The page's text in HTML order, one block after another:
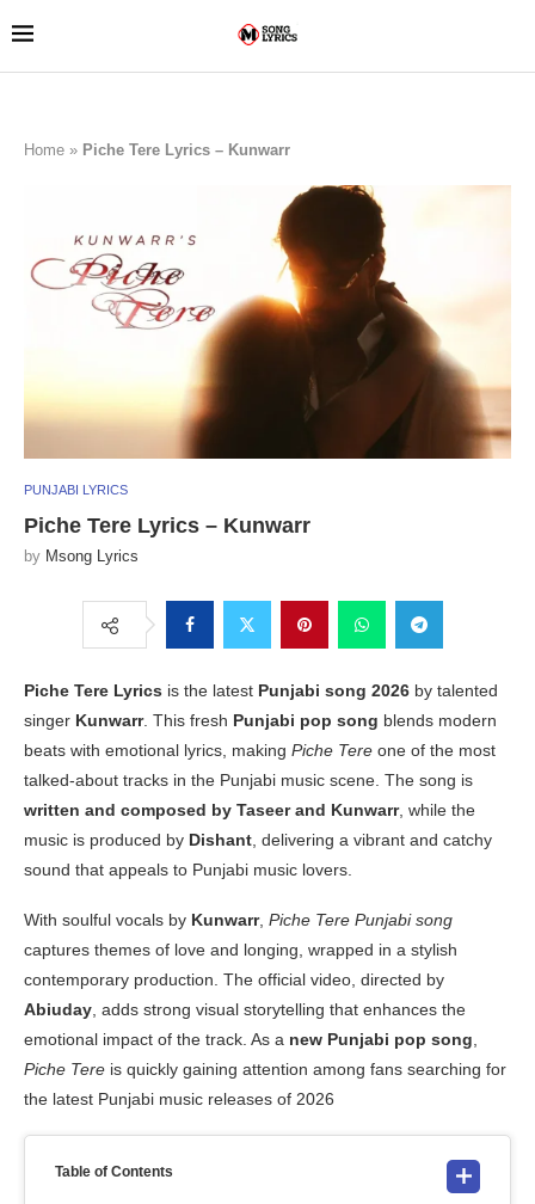
Home » Piche Tere Lyrics – Kunwarr
PUNJABI LYRICS
Piche Tere Lyrics – Kunwarr
by Msong Lyrics
Piche Tere Lyrics is the latest Punjabi song 2026 by talented
singer Kunwarr. This fresh Punjabi pop song blends modern
beats with emotional lyrics, making Piche Tere one of the most
talked-about tracks in the Punjabi music scene. The song is
written and composed by Taseer and Kunwarr, while the
music is produced by Dishant, delivering a vibrant and catchy
sound that appeals to Punjabi music lovers.
With soulful vocals by Kunwarr, Piche Tere Punjabi song
captures themes of love and longing, wrapped in a stylish
contemporary production. The official video, directed by
Abiuday, adds strong visual storytelling that enhances the
emotional impact of the track. As a new Punjabi pop song,
Piche Tere is quickly gaining attention among fans searching for
the latest Punjabi music releases of 2026
Table of Contents